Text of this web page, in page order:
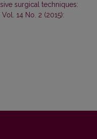
surgical techniques:
14 No. 2 (2015):